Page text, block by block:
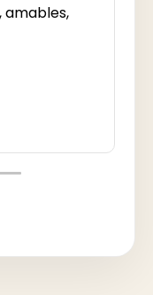
amables,